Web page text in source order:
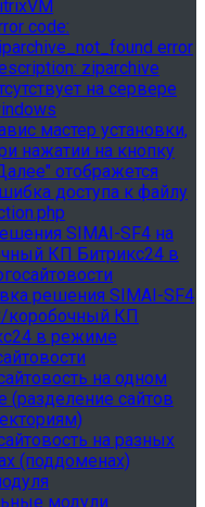
сode:
error
ziparchive
на сервере
мастер установки,
нажатии на кнопку
отображется
доступа к файлу
SIMAI-SF4 на
КП Битрикс24 в
решения SIMAI-SF4
коробочный КП
в режиме
на одном
(разделение сайтов
на разных
(поддоменах)
модули